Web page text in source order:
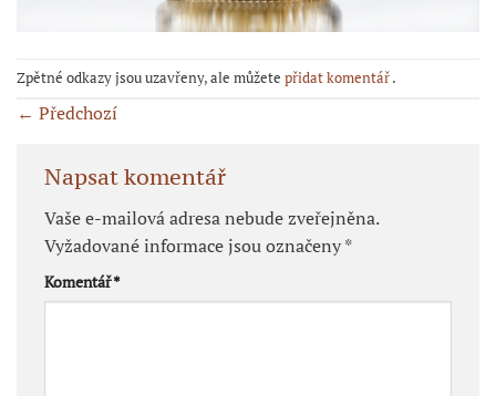
Zpětné odkazy jsou uzavřeny, ale můžete přidat komentář.
← Předchozí
Napsat komentář
Vaše e-mailová adresa nebude zveřejněna.
Vyžadované informace jsou označeny*
Komentář*